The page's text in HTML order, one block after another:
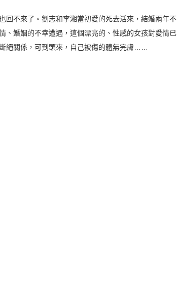
回不來了。劉志和李湘當初愛的死去活來，結婚兩年不
、婚姻的不幸遭遇，這個漂亮的、性感的女孩對愛情已
絕關係，可到頭來，自己被傷的體無完膚……